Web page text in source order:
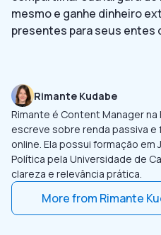
mesmo e ganhe dinheiro
presentes para seus entes
Rimante Kudabe
Rimante é Content Manager
escreve sobre renda passiva e
online. Ela possui formação em
Política pela Universidade de
clareza e relevância prática.
More from Rimante